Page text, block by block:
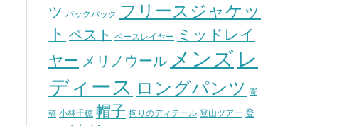
ツ バックパック
フリースジャケッ
ト ベスト ベースレイヤー
ミッドレイ
ヤー メリノウール メンズ レ
ディース ロングパンツ 寄
稿 小林千穂 帽子 拘りのディテール 登山ツアー 登